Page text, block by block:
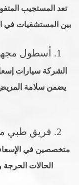
تعد المستجيب
بين المستشفيات في
1. أسطول مجهز بأحدث سيارات الإسعاف:
الشركة سيارات
يضمن سلامة المريض
2. فريق طبي مؤهل ومتخصص:
متخصصين في
الحالات الحرجة